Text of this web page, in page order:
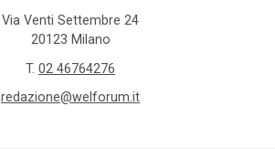
Via Venti Settembre 24
20123 Milano
T. 02 46764276
redazione@welforum.it